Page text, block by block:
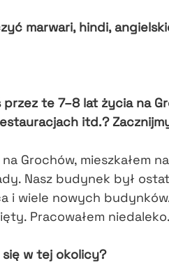
marwari, hindi,
te 7–8 lat życia na
itd.?
Grochów, mieszkałem na
Nasz budynek był
i wiele nowych
Pracowałem niedaleko.
się w tej okolicy?